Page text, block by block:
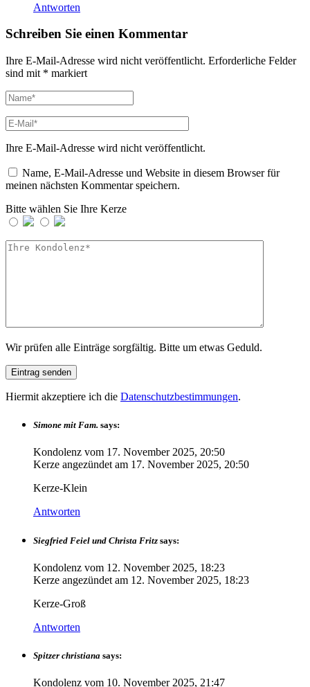
Antworten
Schreiben Sie einen Kommentar
Ihre E-Mail-Adresse wird nicht veröffentlicht. Erforderliche Felder
sind mit * markiert
Ihre E-Mail-Adresse wird nicht veröffentlicht.
Name, E-Mail-Adresse und Website in diesem Browser für
meinen nächsten Kommentar speichern.
Bitte wählen Sie Ihre Kerze
Wir prüfen alle Einträge sorgfältig. Bitte um etwas Geduld.
Hiermit akzeptiere ich die Datenschutzbestimmungen.
Simone mit Fam. says:
Kondolenz vom 17. November 2025, 20:50
Kerze angezündet am 17. November 2025, 20:50
Kerze-Klein
Antworten
Siegfried Feiel und Christa Fritz says:
Kondolenz vom 12. November 2025, 18:23
Kerze angezündet am 12. November 2025, 18:23
Kerze-Groß
Antworten
Spitzer christiana says:
Kondolenz vom 10. November 2025, 21:47